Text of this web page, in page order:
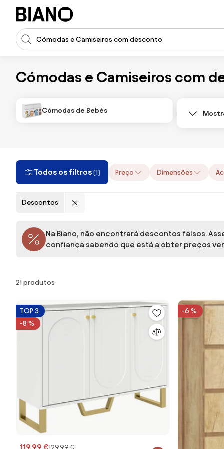
Saltar para o conteúdo
Entrada de pesquisa
Cómodas e Camiseiros com
Cómodas de Bebés
Todos os filtros (1) Preço Dimensões
Descontos
Na Biano, não encontrará descontos falsos.
confiança sabendo que está a obter preços
Produtos
21 produtos
TOP 3
-8 %
-6 %